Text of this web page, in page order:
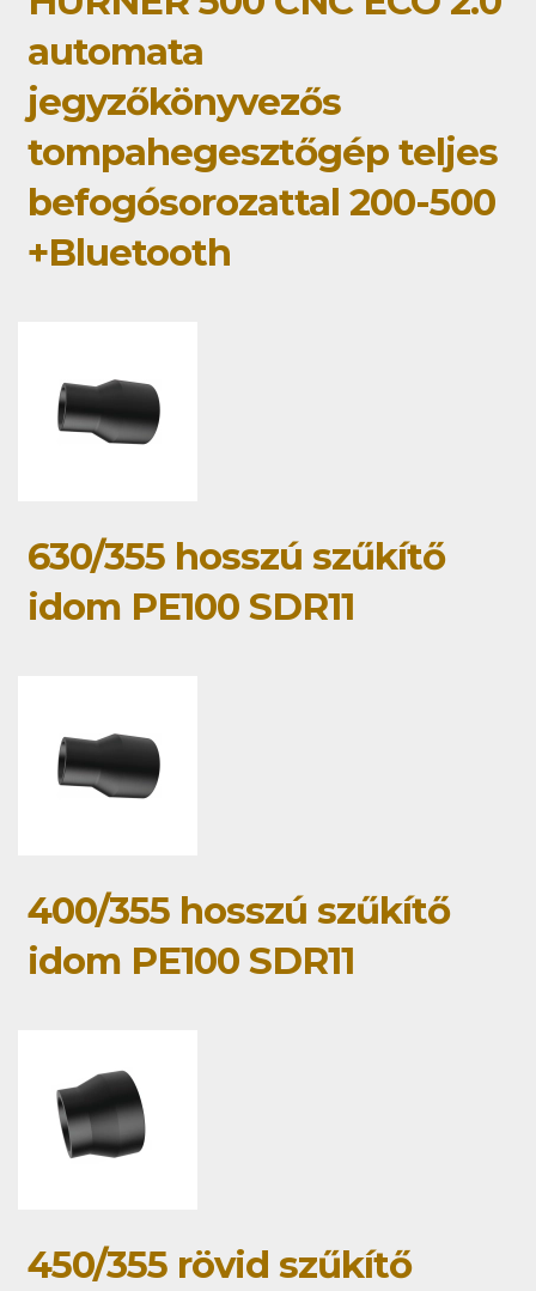
automata
jegyzőkönyvezős
tompahegesztőgép teljes
befogósorozattal 200-500
+Bluetooth
630/355 hosszú szűkítő
idom PE100 SDR11
400/355 hosszú szűkítő
idom PE100 SDR11
450/355 rövid szűkítő